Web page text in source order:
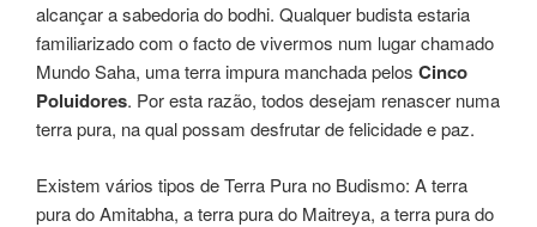
alcançar a sabedoria do bodhi. Qualquer budista estaria
familiarizado com o facto de vivermos num lugar chamado
Mundo Saha, uma terra impura manchada pelos Cinco
Poluidores. Por esta razão, todos desejam renascer numa
terra pura, na qual possam desfrutar de felicidade e paz.
Existem vários tipos de Terra Pura no Budismo: A terra
pura do Amitabha, a terra pura do Maitreya, a terra pura do